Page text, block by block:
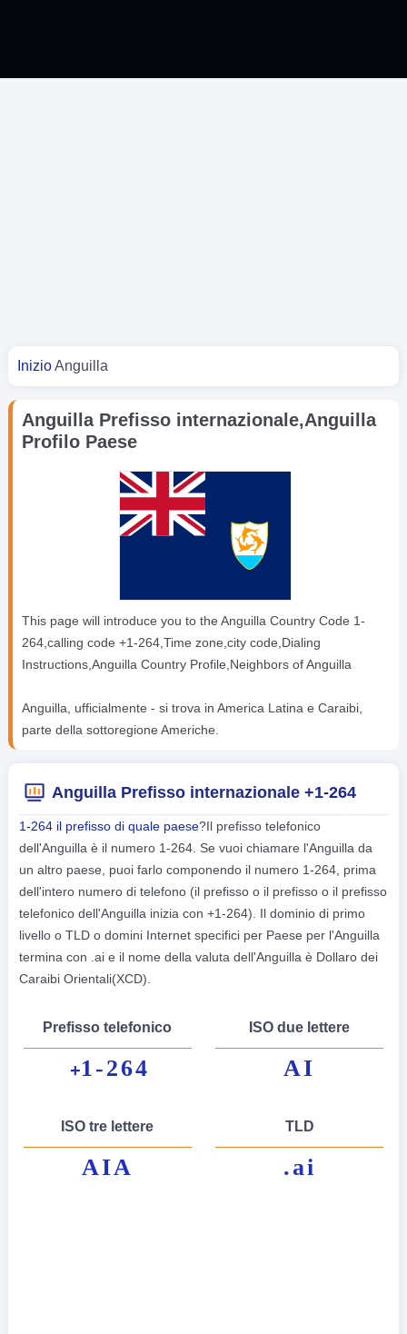
Tu sei qui
InizioAnguilla
Anguilla Prefisso internazionale,Anguilla
Profilo Paese
This page will introduce you to the Anguilla Country Code 1-
264,calling code +1-264,Time zone,city code,Dialing
Instructions,Anguilla Country Profile,Neighbors of Anguilla
Anguilla, ufficialmente - si trova in America Latina e Caraibi,
parte della sottoregione Americhe.
Anguilla Prefisso internazionale +1-264
1-264 il prefisso di quale paese?Il prefisso telefonico
dell'Anguilla è il numero 1-264. Se vuoi chiamare l'Anguilla da
un altro paese, puoi farlo componendo il numero 1-264, prima
dell'intero numero di telefono (il prefisso o il prefisso o il prefisso
telefonico dell'Anguilla inizia con +1-264). Il dominio di primo
livello o TLD o domini Internet specifici per Paese per l'Anguilla
termina con .ai e il nome della valuta dell'Anguilla è Dollaro dei
Caraibi Orientali(XCD).
Prefisso telefonico
+1-264
ISO due lettere
AI
ISO tre lettere
AIA
TLD
.ai